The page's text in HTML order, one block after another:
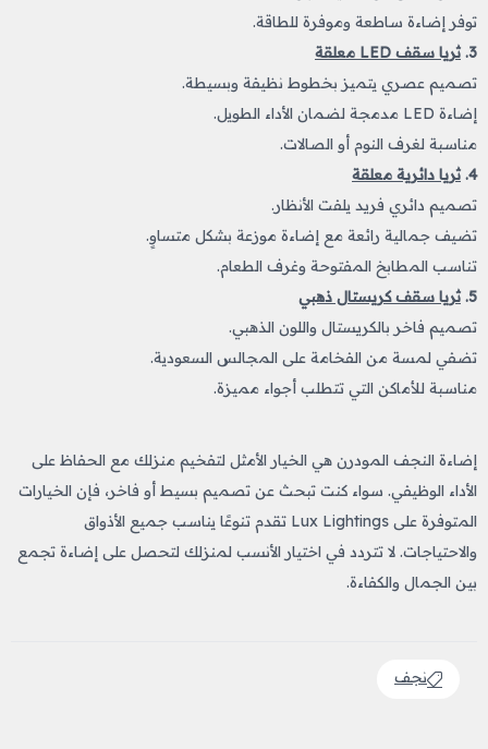
توفر إضاءة ساطعة وموفرة للطاقة.
3. ثريا سقف LED معلقة
تصميم عصري يتميز بخطوط نظيفة وبسيطة.
إضاءة LED مدمجة لضمان الأداء الطويل.
مناسبة لغرف النوم أو الصالات.
4. ثريا دائرية معلقة
تصميم دائري فريد يلفت الأنظار.
تضيف جمالية رائعة مع إضاءة موزعة بشكل متساوٍ.
تناسب المطابخ المفتوحة وغرف الطعام.
5. ثريا سقف كريستال ذهبي
تصميم فاخر بالكريستال واللون الذهبي.
تضفي لمسة من الفخامة على المجالس السعودية.
مناسبة للأماكن التي تتطلب أجواء مميزة.
إضاءة النجف المودرن هي الخيار الأمثل لتفخيم منزلك مع الحفاظ على
الأداء الوظيفي. سواء كنت تبحث عن تصميم بسيط أو فاخر، فإن الخيارات
المتوفرة على Lux Lightings تقدم تنوعًا يناسب جميع الأذواق
والاحتياجات. لا تتردد في اختيار الأنسب لمنزلك لتحصل على إضاءة تجمع
بين الجمال والكفاءة.
نجف